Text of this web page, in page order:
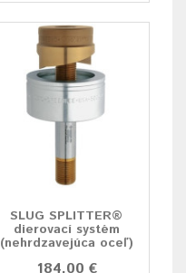
SLUG SPLITTER®
dierovací systém
(nehrdzavejúca oceľ)